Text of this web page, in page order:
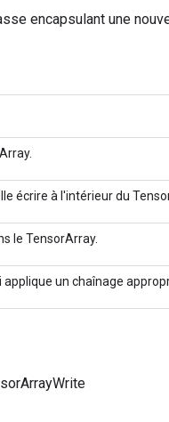
encapsulant une
écrire à l'intérieur du
le TensorArray.
un chaînage